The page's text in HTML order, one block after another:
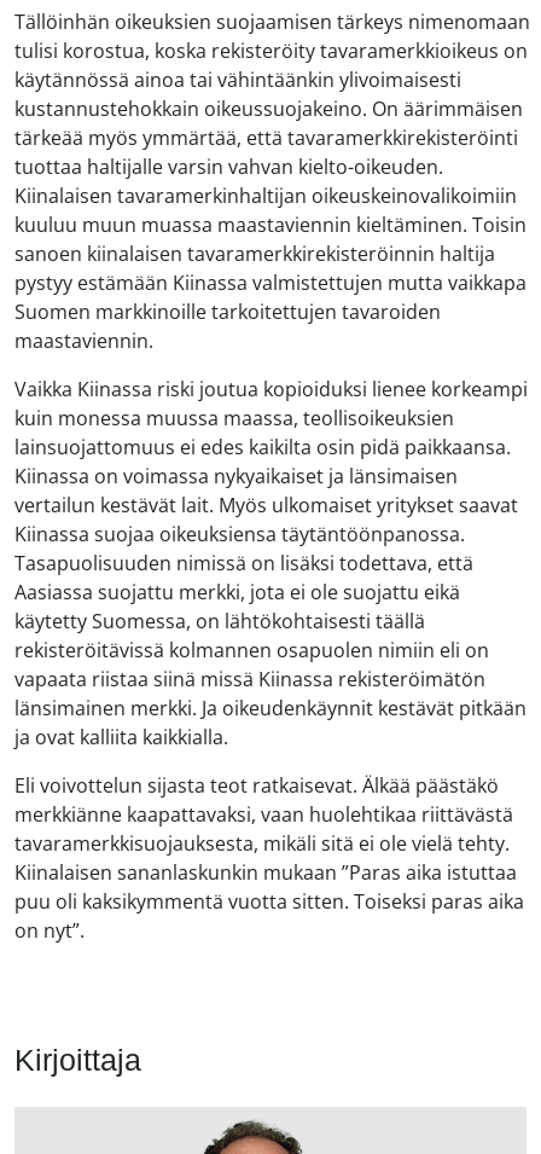
Tällöinhän oikeuksien suojaamisen tärkeys nimenomaan
tulisi korostua, koska rekisteröity tavaramerkkioikeus on
käytännössä ainoa tai vähintäänkin ylivoimaisesti
kustannustehokkain oikeussuojakeino. On äärimmäisen
tärkeää myös ymmärtää, että tavaramerkkirekisteröinti
tuottaa haltijalle varsin vahvan kielto-oikeuden.
Kiinalaisen tavaramerkinhaltijan oikeuskeinovalikoimiin
kuuluu muun muassa maastaviennin kieltäminen. Toisin
sanoen kiinalaisen tavaramerkkirekisteröinnin haltija
pystyy estämään Kiinassa valmistettujen mutta vaikkapa
Suomen markkinoille tarkoitettujen tavaroiden
maastaviennin.
Vaikka Kiinassa riski joutua kopioiduksi lienee korkeampi
kuin monessa muussa maassa, teollisoikeuksien
lainsuojattomuus ei edes kaikilta osin pidä paikkaansa.
Kiinassa on voimassa nykyaikaiset ja länsimaisen
vertailun kestävät lait. Myös ulkomaiset yritykset saavat
Kiinassa suojaa oikeuksiensa täytäntöönpanossa.
Tasapuolisuuden nimissä on lisäksi todettava, että
Aasiassa suojattu merkki, jota ei ole suojattu eikä
käytetty Suomessa, on lähtökohtaisesti täällä
rekisteröitävissä kolmannen osapuolen nimiin eli on
vapaata riistaa siinä missä Kiinassa rekisteröimätön
länsimainen merkki. Ja oikeudenkäynnit kestävät pitkään
ja ovat kalliita kaikkialla.
Eli voivottelun sijasta teot ratkaisevat. Älkää päästäkö
merkkiänne kaapattavaksi, vaan huolehtikaa riittävästä
tavaramerkkisuojauksesta, mikäli sitä ei ole vielä tehty.
Kiinalaisen sananlaskunkin mukaan ”Paras aika istuttaa
puu oli kaksikymmentä vuotta sitten. Toiseksi paras aika
on nyt”.
Kirjoittaja